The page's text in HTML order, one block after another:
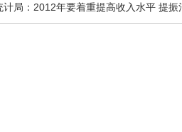
局：2012年要着重提高收入水平 提振